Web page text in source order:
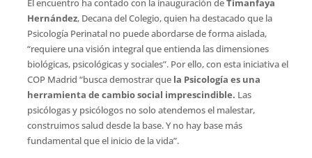
El encuentro ha contado con la inauguración deTimanfaya
Hernández, Decana del Colegio, quien ha destacado que la
Psicología Perinatal no puede abordarse de forma aislada,
“requiere una visión integral que entienda las dimensiones
biológicas, psicológicas y sociales”. Por ello, con esta iniciativa el
COP Madrid “busca demostrar que la Psicología es una
herramienta de cambio social imprescindible. Las
psicólogas y psicólogos no solo atendemos el malestar,
construimos salud desde la base. Y no hay base más
fundamental que el inicio de la vida”.